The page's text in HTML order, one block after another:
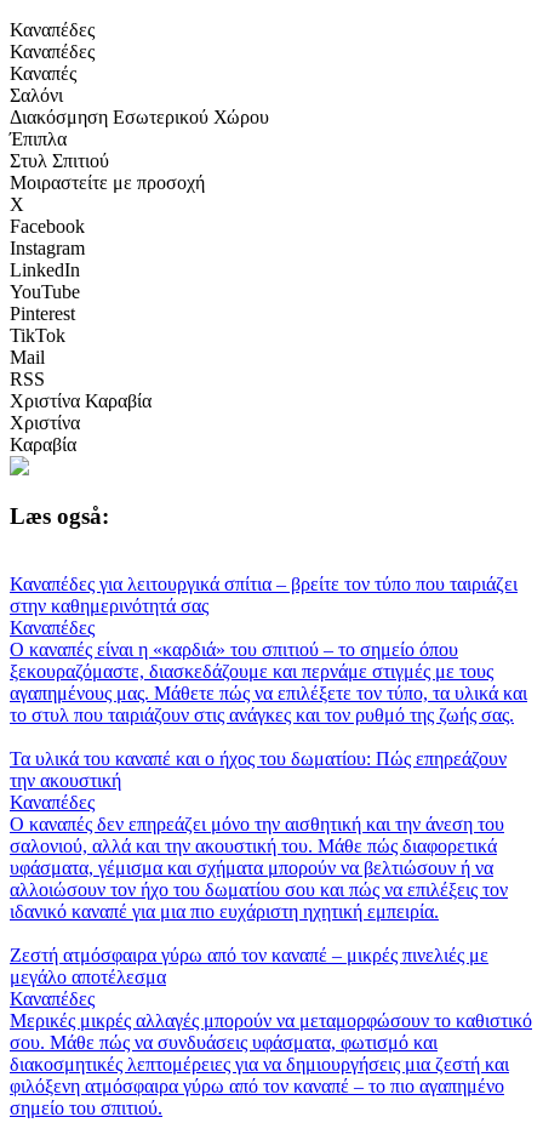
Καναπέδες
Καναπέδες
Καναπές
Σαλόνι
Διακόσμηση Εσωτερικού Χώρου
Έπιπλα
Στυλ Σπιτιού
Μοιραστείτε με προσοχή
X
Facebook
Instagram
LinkedIn
YouTube
Pinterest
TikTok
Mail
RSS
Χριστίνα Καραβία
Χριστίνα
Καραβία
Læs også:
Καναπέδες για λειτουργικά σπίτια – βρείτε τον τύπο που ταιριάζει
στην καθημερινότητά σας
Καναπέδες
Ο καναπές είναι η «καρδιά» του σπιτιού – το σημείο όπου
ξεκουραζόμαστε, διασκεδάζουμε και περνάμε στιγμές με τους
αγαπημένους μας. Μάθετε πώς να επιλέξετε τον τύπο, τα υλικά και
το στυλ που ταιριάζουν στις ανάγκες και τον ρυθμό της ζωής σας.
Τα υλικά του καναπέ και ο ήχος του δωματίου: Πώς επηρεάζουν
την ακουστική
Καναπέδες
Ο καναπές δεν επηρεάζει μόνο την αισθητική και την άνεση του
σαλονιού, αλλά και την ακουστική του. Μάθε πώς διαφορετικά
υφάσματα, γέμισμα και σχήματα μπορούν να βελτιώσουν ή να
αλλοιώσουν τον ήχο του δωματίου σου και πώς να επιλέξεις τον
ιδανικό καναπέ για μια πιο ευχάριστη ηχητική εμπειρία.
Ζεστή ατμόσφαιρα γύρω από τον καναπέ – μικρές πινελιές με
μεγάλο αποτέλεσμα
Καναπέδες
Μερικές μικρές αλλαγές μπορούν να μεταμορφώσουν το καθιστικό
σου. Μάθε πώς να συνδυάσεις υφάσματα, φωτισμό και
διακοσμητικές λεπτομέρειες για να δημιουργήσεις μια ζεστή και
φιλόξενη ατμόσφαιρα γύρω από τον καναπέ – το πιο αγαπημένο
σημείο του σπιτιού.